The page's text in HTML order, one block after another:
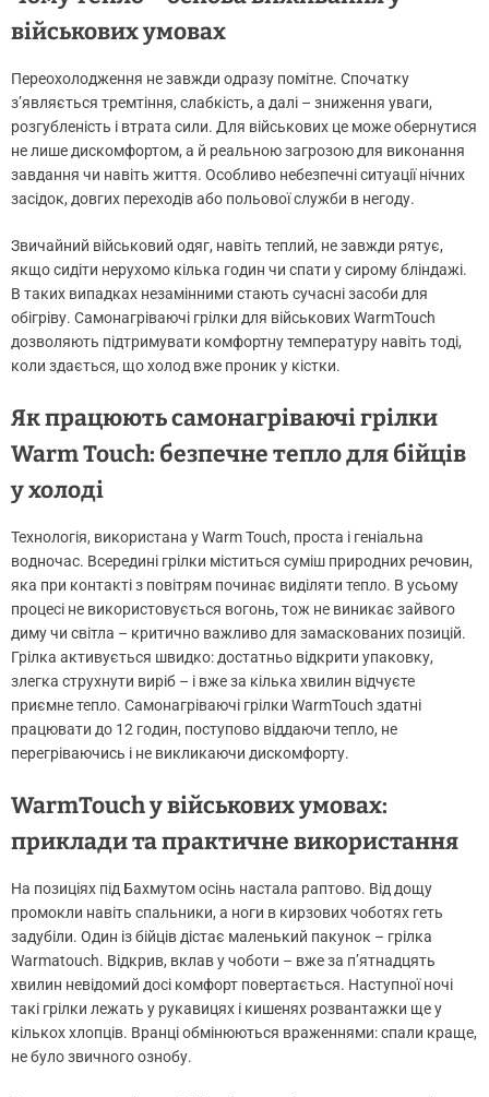
військових умовах
Переохолодження не завжди одразу помітне. Спочатку
з’являється тремтіння, слабкість, а далі – зниження уваги,
розгубленість і втрата сили. Для військових це може обернутися
не лише дискомфортом, а й реальною загрозою для виконання
завдання чи навіть життя. Особливо небезпечні ситуації нічних
засідок, довгих переходів або польової служби в негоду.
Звичайний військовий одяг, навіть теплий, не завжди рятує,
якщо сидіти нерухомо кілька годин чи спати у сирому бліндажі.
В таких випадках незамінними стають сучасні засоби для
обігріву. Самонагріваючі грілки для військових WarmTouch
дозволяють підтримувати комфортну температуру навіть тоді,
коли здається, що холод вже проник у кістки.
Як працюють самонагріваючі грілки
Warm Touch: безпечне тепло для бійців
у холоді
Технологія, використана у Warm Touch, проста і геніальна
водночас. Всередині грілки міститься суміш природних речовин,
яка при контакті з повітрям починає виділяти тепло. В усьому
процесі не використовується вогонь, тож не виникає зайвого
диму чи світла – критично важливо для замаскованих позицій.
Грілка активується швидко: достатньо відкрити упаковку,
злегка струхнути виріб – і вже за кілька хвилин відчуєте
приємне тепло. Самонагріваючі грілки WarmTouch здатні
працювати до 12 годин, поступово віддаючи тепло, не
перегріваючись і не викликаючи дискомфорту.
WarmTouch у військових умовах:
приклади та практичне використання
На позиціях під Бахмутом осінь настала раптово. Від дощу
промокли навіть спальники, а ноги в кирзових чоботях геть
задубіли. Один із бійців дістає маленький пакунок – грілка
Warmatouch. Відкрив, вклав у чоботи – вже за п’ятнадцять
хвилин невідомий досі комфорт повертається. Наступної ночі
такі грілки лежать у рукавицях і кишенях розвантажки ще у
кількох хлопців. Вранці обмінюються враженнями: спали краще,
не було звичного ознобу.